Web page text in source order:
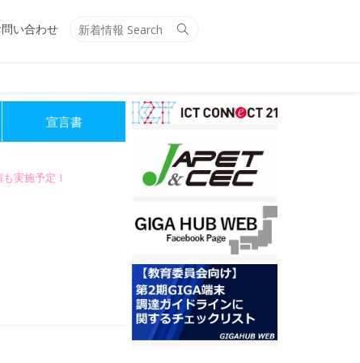
Search
い合わせ
宣言書
実施予定！